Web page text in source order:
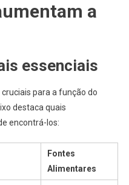
a
essenciais
para a função do
destaca quais
encontrá-los:
Fontes
Alimentares